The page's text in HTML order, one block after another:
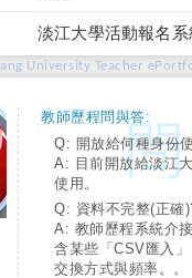
淡江大學活動報名
University Teacher
教師歷程問與答:
Q: 開放給何種身份
A: 目前開放給淡江
使用。
Q: 資料不完整(正確
A: 教師歷程系統介
含某些「CSV匯入
交換方式與頻率。。